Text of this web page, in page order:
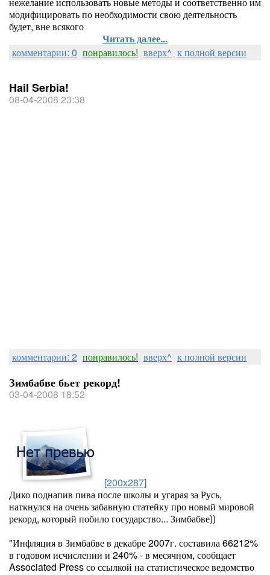
модифицировать по необходимости свою деятельность
будет, вне всякого
Читать далее...
комментарии: 0 понравилось! вверх^ к полной версии
Hail Serbia!
08-04-2008 23:38
комментарии: 2 понравилось! вверх^ к полной версии
Зимбабве бьет рекорд!
03-04-2008 18:52
[200x287]
Дико поднапив пива после школы и угарая за Русь,
наткнулся на очень забавную статейку про новый мировой
рекорд, который побило государство... Зимбабве))
"Инфляция в Зимбабве в декабре 2007г. составила 66212%
в годовом исчислении и 240% - в месячном, сообщает
Associated Press со ссылкой на статистическое ведомство